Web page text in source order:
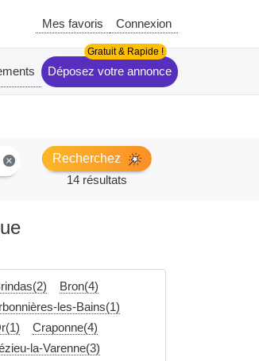
Mes favoris Connexion
Déposez votre annonce
×
Recherchez
14 résultats
Bron(4)
les-Bains(1)
Craponne(4)
la-Varenne(3)